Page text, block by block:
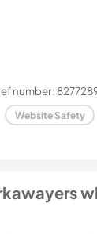
number:
Website Safety